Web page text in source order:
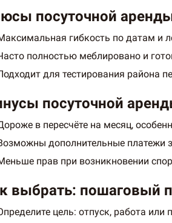
посуточной
гибкость по датам и
полностью меблировано и
для тестирования района
посуточной
в пересчёте на месяц,
дополнительные платежи
прав при возникновении
выбрать: пошаговый
цель: отпуск, работа или